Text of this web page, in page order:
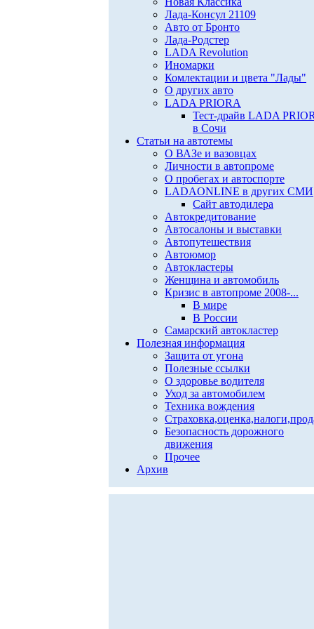
Лада-Консул 21109
Авто от Бронто
Лада-Родстер
LADA Revolution
Иномарки
Комлектации и цвета "Лады"
О других авто
LADA PRIORA
Тест-драйв LADA
в Сочи
Статьи на автотемы
О ВАЗе и вазовцах
Личности в автопроме
О пробегах и автоспорте
LADAONLINE в других СМИ
Сайт автодилера
Автокредитование
Автосалоны и выставки
Автопутешествия
Автоюмор
Автокластеры
Женщина и автомобиль
Кризис в автопроме 2008-...
В мире
В России
Самарский автокластер
Полезная информация
Защита от угона
Полезные ссылки
О здоровье водителя
Уход за автомобилем
Техника вождения
Безопасность дорожного
движения
Прочее
Архив